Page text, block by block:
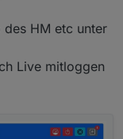
des HM etc unter
Live mitloggen